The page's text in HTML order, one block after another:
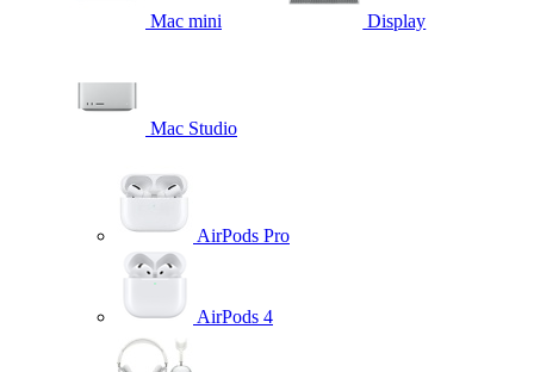
Mac mini Display
Mac Studio
AirPods Pro
AirPods 4